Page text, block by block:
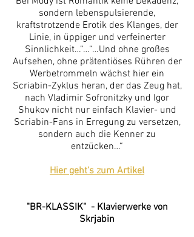
sondern lebenspulsierende,
kraftstrotzende Erotik des Klanges, der
Linie, in üppiger und verfeinerter
Sinnlichkeit…“…“…Und ohne großes
Aufsehen, ohne prätentiöses Rühren der
Werbetrommeln wächst hier ein
Scriabin-Zyklus heran, der das Zeug hat,
nach Vladimir Sofronitzky und Igor
Shukov nicht nur einfach Klavier- und
Scriabin-Fans in Erregung zu versetzen,
sondern auch die Kenner zu
entzücken…“
Hier geht's zum Artikel
"BR-KLASSIK" - Klavierwerke von
Skrjabin